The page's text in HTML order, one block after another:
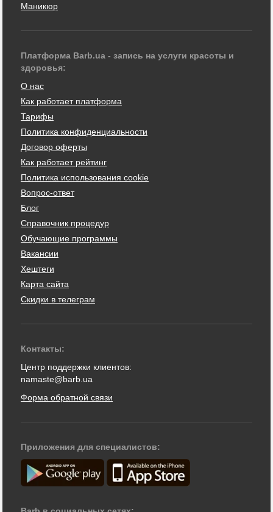
Маникюр
Платформа Barb.ua - запись на услуги красоты и
здоровья:
О нас
Как работает платформа
Тарифы
Политика конфиденциальности
Договор оферты
Как работает рейтинг
Политика использования cookie
Вопрос-ответ
Блог
Справочник процедур
Обучающие программы
Вакансии
Хештеги
Карта сайта
Скидки в телеграм
Контакты:
Центр поддержки клиентов:
namaste@barb.ua
Форма обратной связи
Приложения для специалистов: